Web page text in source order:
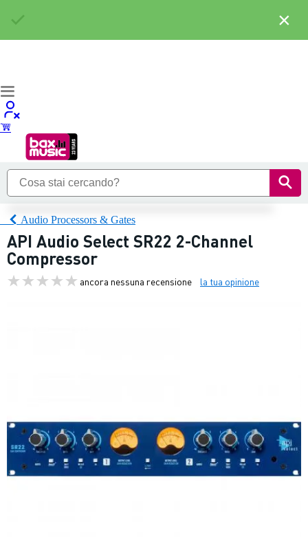
Audio Processors & Gates
API Audio Select SR22 2-Channel
Compressor
ancora nessuna recensione la tua opinione
×